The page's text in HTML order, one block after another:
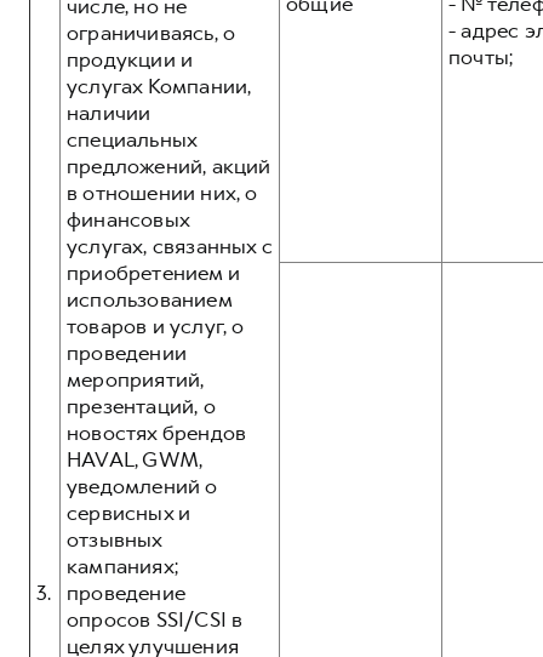
3.
числе, но не
ограничиваясь, о
продукции и
услугах Компании,
наличии
специальных
предложений, акций
в отношении них, о
финансовых
услугах, связанных с
приобретением и
использованием
товаров и услуг, о
проведении
мероприятий,
презентаций, о
новостях брендов
HAVAL, GWM,
уведомлений о
сервисных и
отзывных
кампаниях;
проведение
опросов SSI/CSI в
целях улучшения
- адрес
почты;